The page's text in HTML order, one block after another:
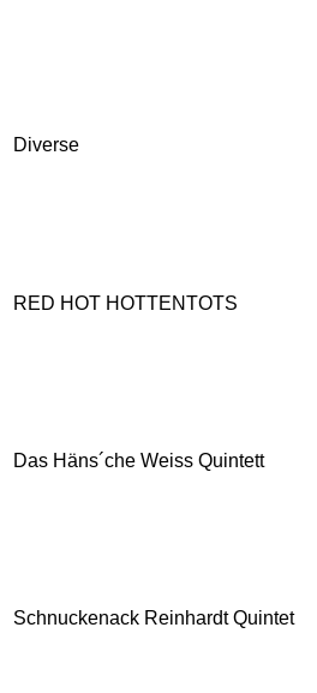
Diverse
RED HOT HOTTENTOTS
Das Häns´che Weiss Quintett
Schnuckenack Reinhardt Quintet